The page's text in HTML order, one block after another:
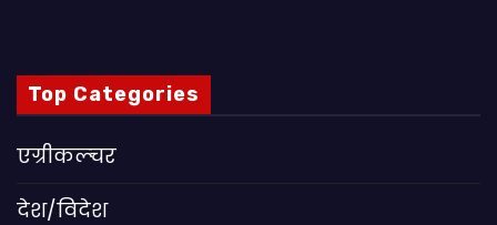
Top Categories
एग्रीकल्चर
देश/विदेश